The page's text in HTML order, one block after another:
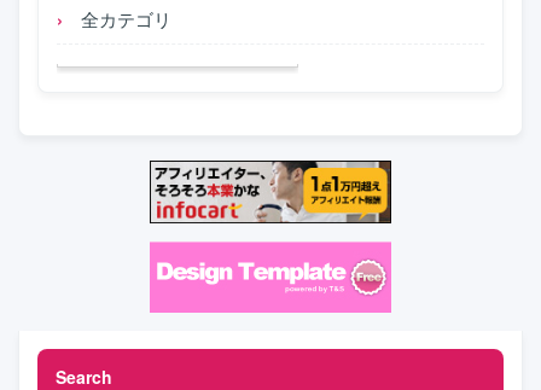
全カテゴリ
Search